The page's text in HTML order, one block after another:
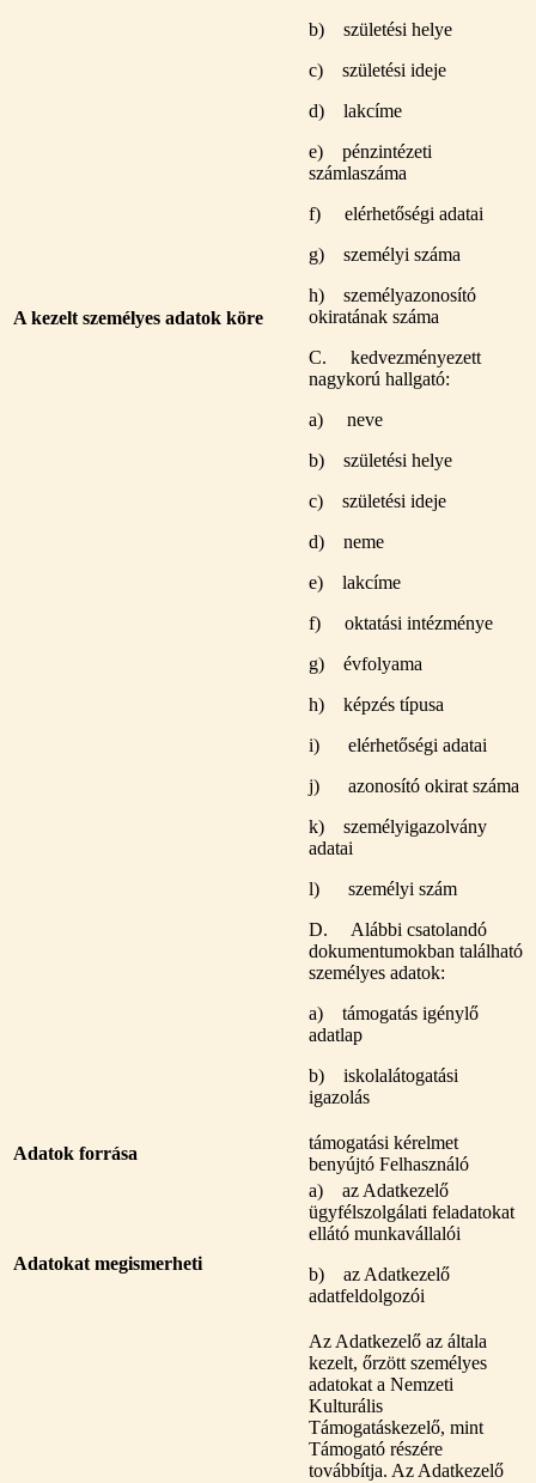
A kezelt személyes adatok köre
b) születési helye
c) születési ideje
d) lakcíme
e) pénzintézeti
számlaszáma
f) elérhetőségi adatai
g) személyi száma
h) személyazonosító
okiratának száma
C. kedvezményezett
nagykorú hallgató:
a) neve
b) születési helye
c) születési ideje
d) neme
e) lakcíme
f) oktatási intézménye
g) évfolyama
h) képzés típusa
i) elérhetőségi adatai
j) azonosító okirat száma
k) személyigazolvány
adatai
l) személyi szám
D. Alábbi csatolandó
dokumentumokban található
személyes adatok:
a) támogatás igénylő
adatlap
b) iskolalátogatási
igazolás
Adatok forrása
támogatási kérelmet
benyújtó Felhasználó
Adatokat megismerheti
a) az Adatkezelő
ügyfélszolgálati feladatokat
ellátó munkavállalói
b) az Adatkezelő
adatfeldolgozói
Az Adatkezelő az általa
kezelt, őrzött személyes
adatokat a Nemzeti
Kulturális
Támogatáskezelő, mint
Támogató részére
továbbítja. Az Adatkezelő